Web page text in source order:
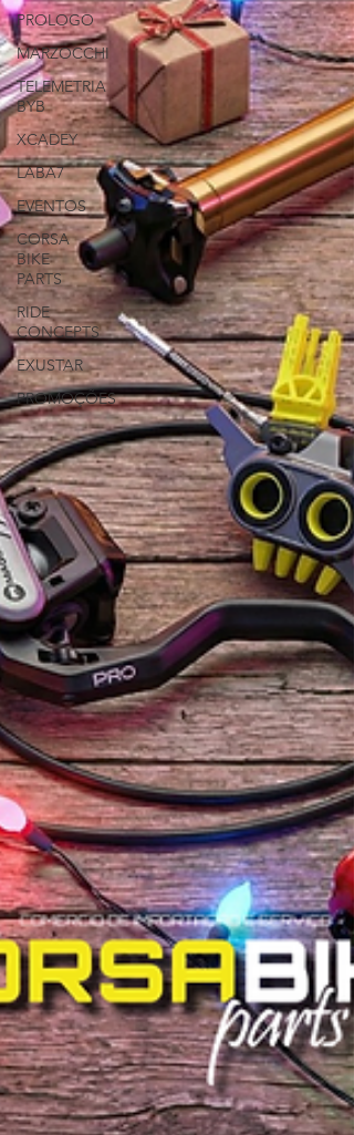
PROLOGO
MARZOCCHI
TELEMETRIA
BYB
XCADEY
LABA7
EVENTOS
CORSA
BIKE
PARTS
RIDE
CONCEPTS
EXUSTAR
PROMOÇÕES